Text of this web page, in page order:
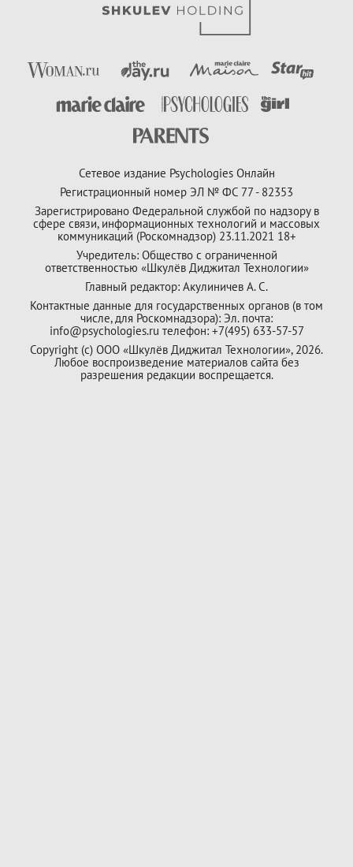
Сетевое издание Psychologies Онлайн
Регистрационный номер ЭЛ № ФС 77 - 82353
Зарегистрировано Федеральной службой по надзору в
сфере связи, информационных технологий и массовых
коммуникаций (Роскомнадзор) 23.11.2021 18+
Учредитель: Общество с ограниченной
ответственностью «Шкулёв Диджитал Технологии»
Главный редактор: Акулиничев А. С.
Контактные данные для государственных органов (в том
числе, для Роскомнадзора): Эл. почта:
info@psychologies.ru телефон: +7(495) 633-57-57
Copyright (с) ООО «Шкулёв Диджитал Технологии», 2026.
Любое воспроизведение материалов сайта без
разрешения редакции воспрещается.